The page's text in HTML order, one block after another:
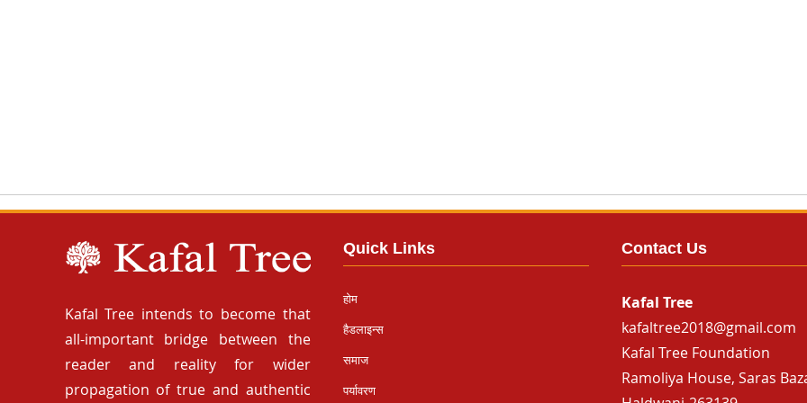
Kafal Tree intends to become that
all-important bridge between the
reader and reality for wider
propagation of true and authentic
Quick Links
होम
हैडलाइन्स
समाज
पर्यावरण
Contact Us
Kafal Tree
kafaltree2018@gmail.com
Kafal Tree Foundation
Ramoliya House, Saras